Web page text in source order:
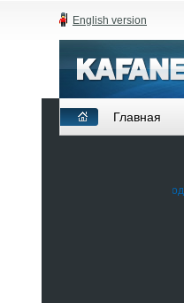
English version
Главная